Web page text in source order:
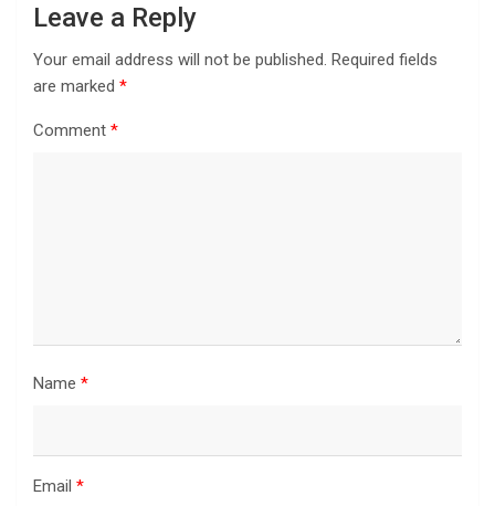
Leave a Reply
Your email address will not be published. Required fields
are marked *
Comment *
Name *
Email *